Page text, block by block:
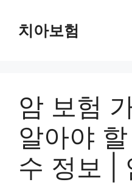
content치아보험
암 보험
알아야
수 정보 |